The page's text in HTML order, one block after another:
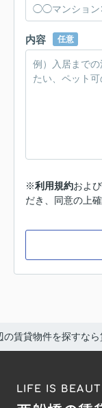
内容 任意
※利用規約および
だき、同意の上
の賃貸物件を探すな
LIFE IS